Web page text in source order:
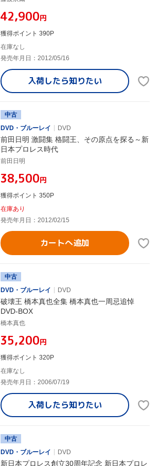
¥42,900円
獲得ポイント 390P
在庫なし
発売年月日：2012/05/16
入荷したら知りたい
中古
DVD・ブルーレイ
DVD
前田日明 激闘集 格闘王、その原点を探る～新
日本プロレス時代
前田日明
¥38,500円
獲得ポイント 350P
在庫あり
発売年月日：2012/02/15
カートへ追加
中古
DVD・ブルーレイ
DVD
破壊王 橋本真也全集 橋本真也一周忌追悼
DVD-BOX
橋本真也
¥35,200円
獲得ポイント 320P
在庫なし
発売年月日：2006/07/19
入荷したら知りたい
中古
DVD・ブルーレイ
DVD
新日本プロレス創立30周年記念 新日本プロレ